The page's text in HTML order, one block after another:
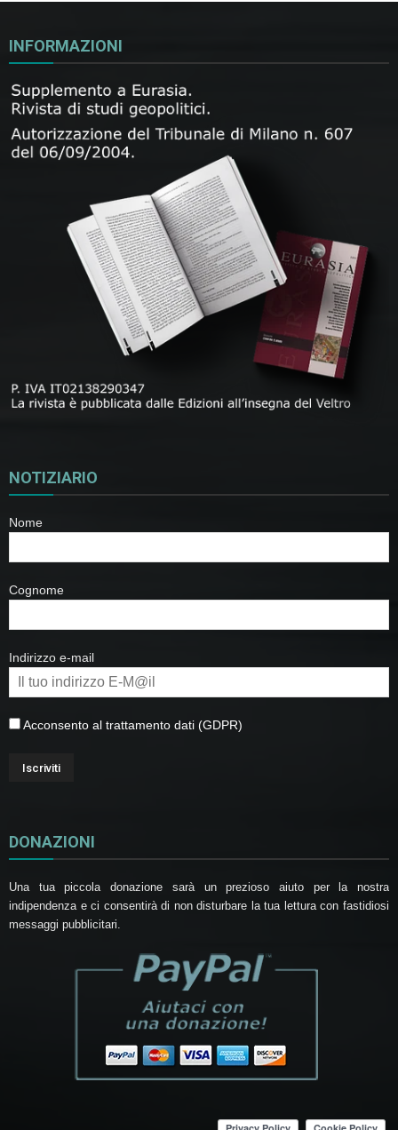
INFORMAZIONI
NOTIZIARIO
Nome
Cognome
Indirizzo e-mail
Acconsento al trattamento dati (GDPR)
DONAZIONI
Una tua piccola donazione sarà un prezioso aiuto per la nostra
indipendenza e ci consentirà di non disturbare la tua lettura con fastidiosi
messaggi pubblicitari.